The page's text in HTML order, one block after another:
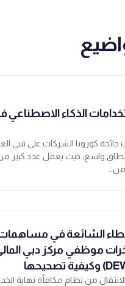
الذكاء
جائحة كورونا الشركات على تبني
واسع، حيث يعمل عدد كبير
الشائعة في
موظفي مركز دبي
من نظام مكافأة نهاية